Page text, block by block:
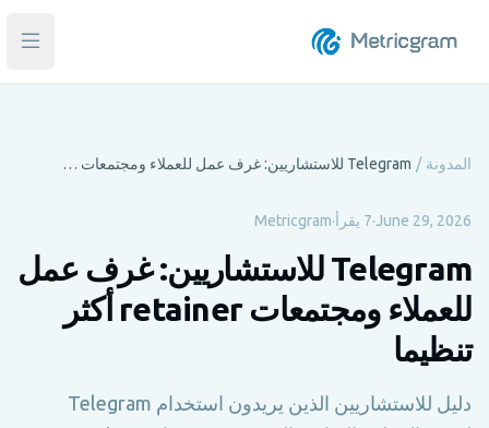
فتح
المدونة / Telegram للاستشاريين: غرف عمل للعملاء ومجتمعات retainer أكثر تنظيما
June 29, 2026
·7 يقرأ ·
Metricgram
Telegram للاستشاريين: غرف عمل
للعملاء ومجتمعات retainer أكثر
تنظيما
دليل للاستشاريين الذين يريدون استخدام Telegram